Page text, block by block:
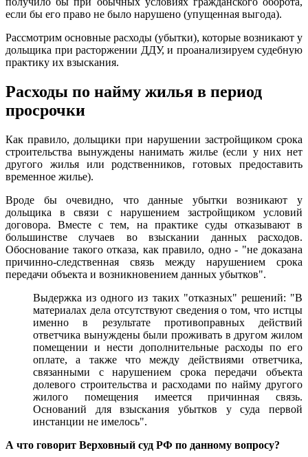
если бы его право не было нарушено (упущенная выгода).
Рассмотрим основные расходы (убытки), которые возникают у
дольщика при расторжении ДДУ, и проанализируем судебную
практику их взыскания.
Расходы по найму жилья в период
просрочки
Как правило, дольщики при нарушении застройщиком срока
строительства вынуждены нанимать жилье (если у них нет
другого жилья или родственников, готовых предоставить
временное жилье).
Вроде бы очевидно, что данные убытки возникают у
дольщика в связи с нарушением застройщиком условий
договора. Вместе с тем, на практике суды отказывают в
большинстве случаев во взыскании данных расходов.
Обоснование такого отказа, как правило, одно - "не доказана
причинно-следственная связь между нарушением срока
передачи объекта и возникновением данных убытков".
Выдержка из одного из таких "отказных" решений: "В
материалах дела отсутствуют сведения о том, что истцы
именно в результате противоправных действий
ответчика вынуждены были проживать в другом жилом
помещении и нести дополнительные расходы по его
оплате, а также что между действиями ответчика,
связанными с нарушением срока передачи объекта
долевого строительства и расходами по найму другого
жилого помещения имеется причинная связь.
Оснований для взыскания убытков у суда первой
инстанции не имелось".
А что говорит Верховный суд РФ по данному вопросу?